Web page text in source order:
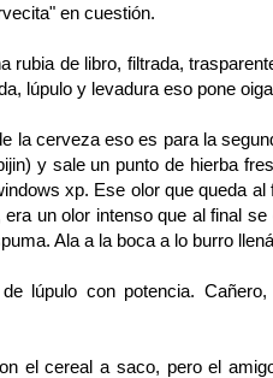
en cuestión.
rubia de libro, filtrada,
lúpulo y levadura eso pone
la cerveza eso es para la
y sale un punto de hierba
xp. Ese olor que queda
un olor intenso que al final
Ala a la boca a lo burro
lúpulo con potencia.
el cereal a saco, pero el